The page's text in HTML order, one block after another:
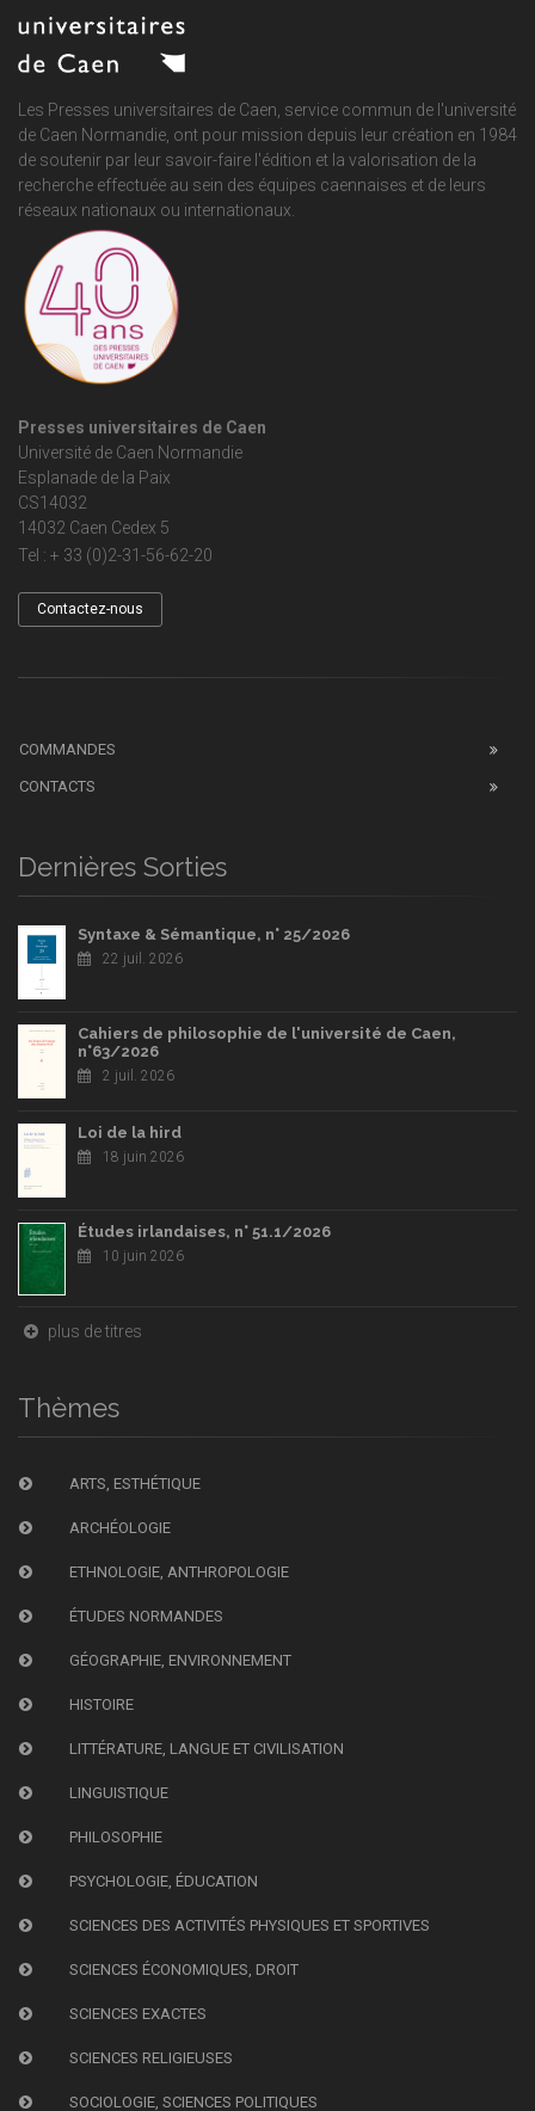
Les Presses universitaires de Caen, service commun de l'université
de Caen Normandie, ont pour mission depuis leur création en 1984
de soutenir par leur savoir-faire l'édition et la valorisation de la
recherche effectuée au sein des équipes caennaises et de leurs
réseaux nationaux ou internationaux.
Presses universitaires de Caen
Université de Caen Normandie
Esplanade de la Paix
CS14032
14032 Caen Cedex 5
Tel : + 33 (0)2-31-56-62-20
Contactez-nous
COMMANDES
CONTACTS
Dernières Sorties
Syntaxe & Sémantique, n° 25/2026
22 juil. 2026
Cahiers de philosophie de l'université de Caen,
n°63/2026
2 juil. 2026
Loi de la hird
18 juin 2026
Études irlandaises, n° 51.1/2026
10 juin 2026
plus de titres
Thèmes
ARTS, ESTHÉTIQUE
ARCHÉOLOGIE
ETHNOLOGIE, ANTHROPOLOGIE
ÉTUDES NORMANDES
GÉOGRAPHIE, ENVIRONNEMENT
HISTOIRE
LITTÉRATURE, LANGUE ET CIVILISATION
LINGUISTIQUE
PHILOSOPHIE
PSYCHOLOGIE, ÉDUCATION
SCIENCES DES ACTIVITÉS PHYSIQUES ET SPORTIVES
SCIENCES ÉCONOMIQUES, DROIT
SCIENCES EXACTES
SCIENCES RELIGIEUSES
SOCIOLOGIE, SCIENCES POLITIQUES